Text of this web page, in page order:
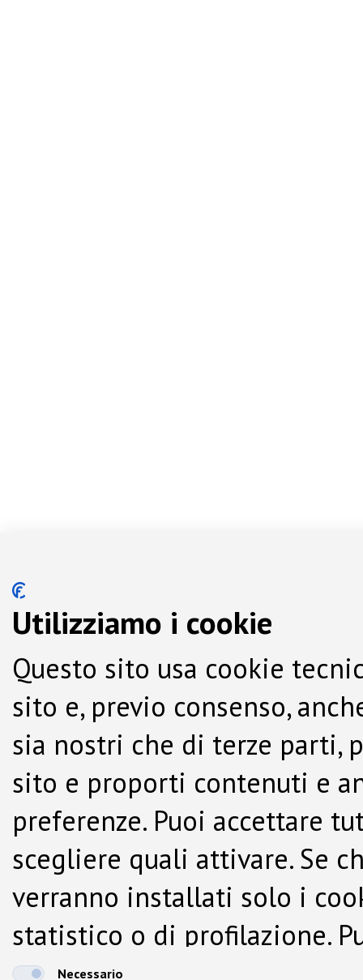
Utilizziamo i cookie
Questo sito usa cookie
sito e, previo consenso,
sia nostri che di terze parti,
sito e proporti contenuti e
preferenze. Puoi accettare
scegliere quali attivare. Se
verranno installati solo i
statistico o di profilazione.
dalla Cookie Policy.
Necessario